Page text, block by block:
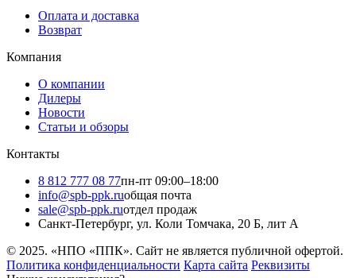
Оплата и доставка
Возврат
Компания
О компании
Дилеры
Новости
Статьи и обзоры
Контакты
8 812 777 08 77пн-пт 09:00–18:00
info@spb-ppk.ruобщая почта
sale@spb-ppk.ruотдел продаж
Санкт-Петербург, ул. Коли Томчака, 20 Б, лит А
© 2025. «НПО «ППК». Сайт не является публичной офертой.
Политика конфиденциальности Карта сайта Реквизиты